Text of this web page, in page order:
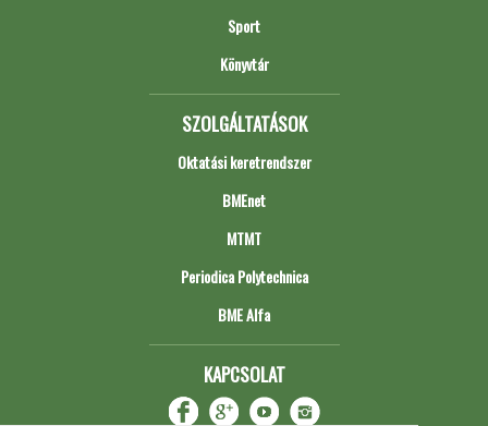
Sport
Könyvtár
SZOLGÁLTATÁSOK
Oktatási keretrendszer
BMEnet
MTMT
Periodica Polytechnica
BME Alfa
KAPCSOLAT